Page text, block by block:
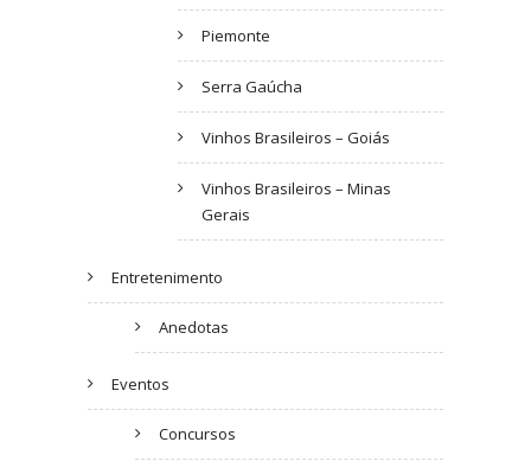
Piemonte
Serra Gaúcha
Vinhos Brasileiros – Goiás
Vinhos Brasileiros – Minas
Gerais
Entretenimento
Anedotas
Eventos
Concursos